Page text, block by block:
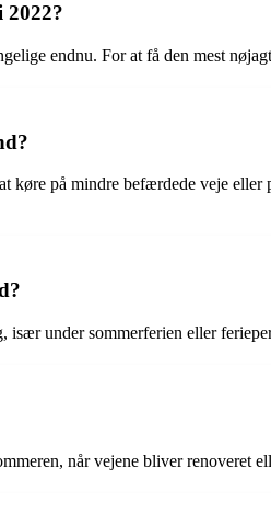
2022?
endnu. For at få den mest
køre på mindre befærdede veje
under sommerferien eller
når vejene bliver renoveret